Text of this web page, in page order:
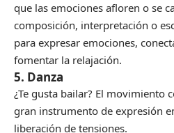
que las emociones afloren o se
composición, interpretación o
para expresar emociones,
fomentar la relajación.
5. Danza
¿Te gusta bailar? El movimiento
gran instrumento de expresión
liberación de tensiones.